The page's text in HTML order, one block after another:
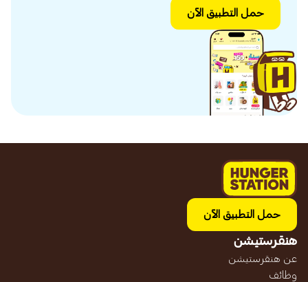
حمل التطبيق الآن
حمل التطبيق الآن
هنقرستيشن
عن هنقرستيشن
وظائف